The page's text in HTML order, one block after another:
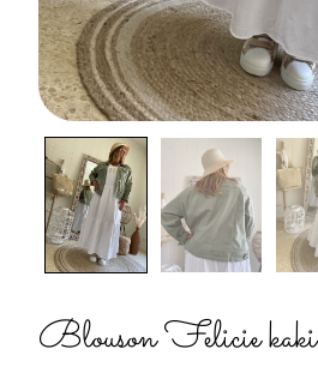
Blouson Felicie kaki